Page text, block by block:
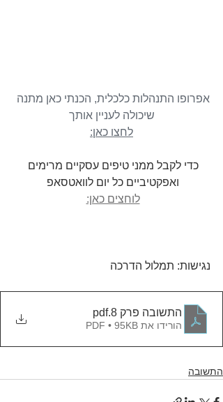
אפרופו התנהלות כלכלית, הכנתי כאן מתנה
שיכולה לעניין אותך
לחצו כאן:
כדי לקבל ממני טיפים עסקיים מרימים
ואפקטיביים כל יום לוואטסאפ
לוחצים כאן:
נגישות: תמלול הדרכה
התשובה פרק 8 .pdf
הורידו את PDF • 95KB
התשובה